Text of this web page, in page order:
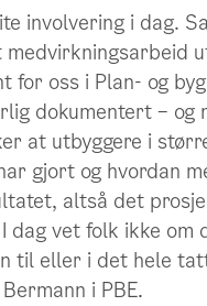
planoppstart
involvering i dag.
medvirkningsarbeid
for oss i Plan- og
dokumentert – og
at utbyggere i
gjort og hvordan
altså det
dag vet folk ikke om
til eller i det hele
i PBE.